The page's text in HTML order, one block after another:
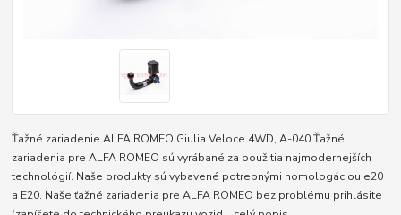
Ťažné zariadenie ALFA ROMEO Giulia Veloce 4WD, A-040 Ťažné
zariadenia pre ALFA ROMEO sú vyrábané za použitia najmodernejších
technológií. Naše produkty sú vybavené potrebnými homologáciou e20
a E20. Naše ťažné zariadenia pre ALFA ROMEO bez problému prihlásite